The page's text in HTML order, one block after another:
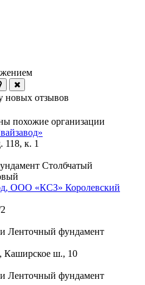
новых отзывов
похожие организации
118, к. 1
Столбчатый
Королевский
Ленточный фундамент
Каширское ш., 10
Ленточный фундамент